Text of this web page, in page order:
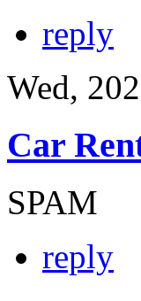
reply
Wed,
Car
SPAM
reply